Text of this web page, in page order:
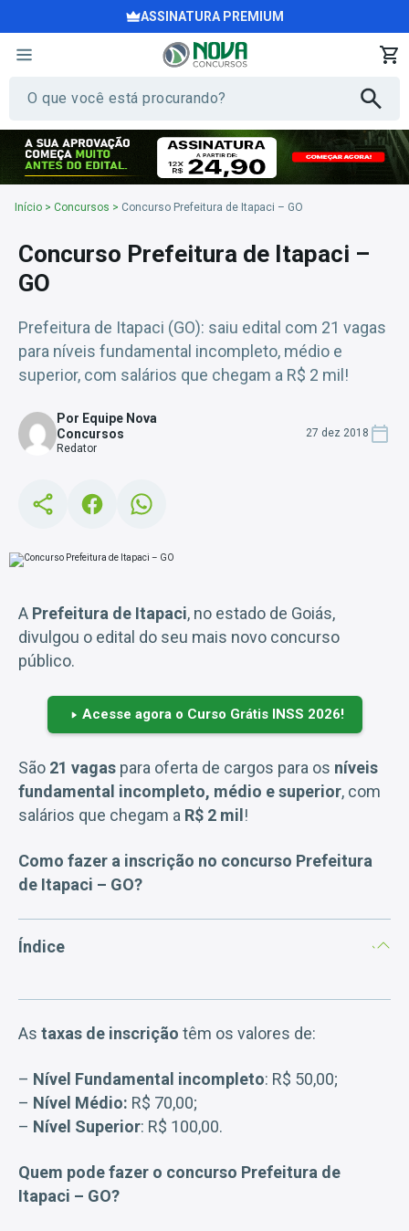
ASSINATURA PREMIUM
Início > Concursos > Concurso Prefeitura de Itapaci – GO
Concurso Prefeitura de Itapaci –
GO
Prefeitura de Itapaci (GO): saiu edital com 21 vagas
para níveis fundamental incompleto, médio e
superior, com salários que chegam a R$ 2 mil!
Por Equipe Nova
Concursos
Redator
27 dez 2018
A Prefeitura de Itapaci, no estado de Goiás,
divulgou o edital do seu mais novo concurso
público.
Acesse agora o Curso Grátis INSS 2026!
São 21 vagas para oferta de cargos para os níveis
fundamental incompleto, médio e superior, com
salários que chegam a R$ 2 mil !
Como fazer a inscrição no concurso Prefeitura
de Itapaci – GO?
Índice
As taxas de inscrição têm os valores de:
– Nível Fundamental incompleto: R$ 50,00;
– Nível Médio: R$ 70,00;
– Nível Superior: R$ 100,00.
Quem pode fazer o concurso Prefeitura de
Itapaci – GO?